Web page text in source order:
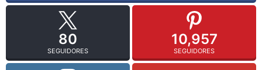
80
SEGUIDORES
10,957
SEGUIDORES